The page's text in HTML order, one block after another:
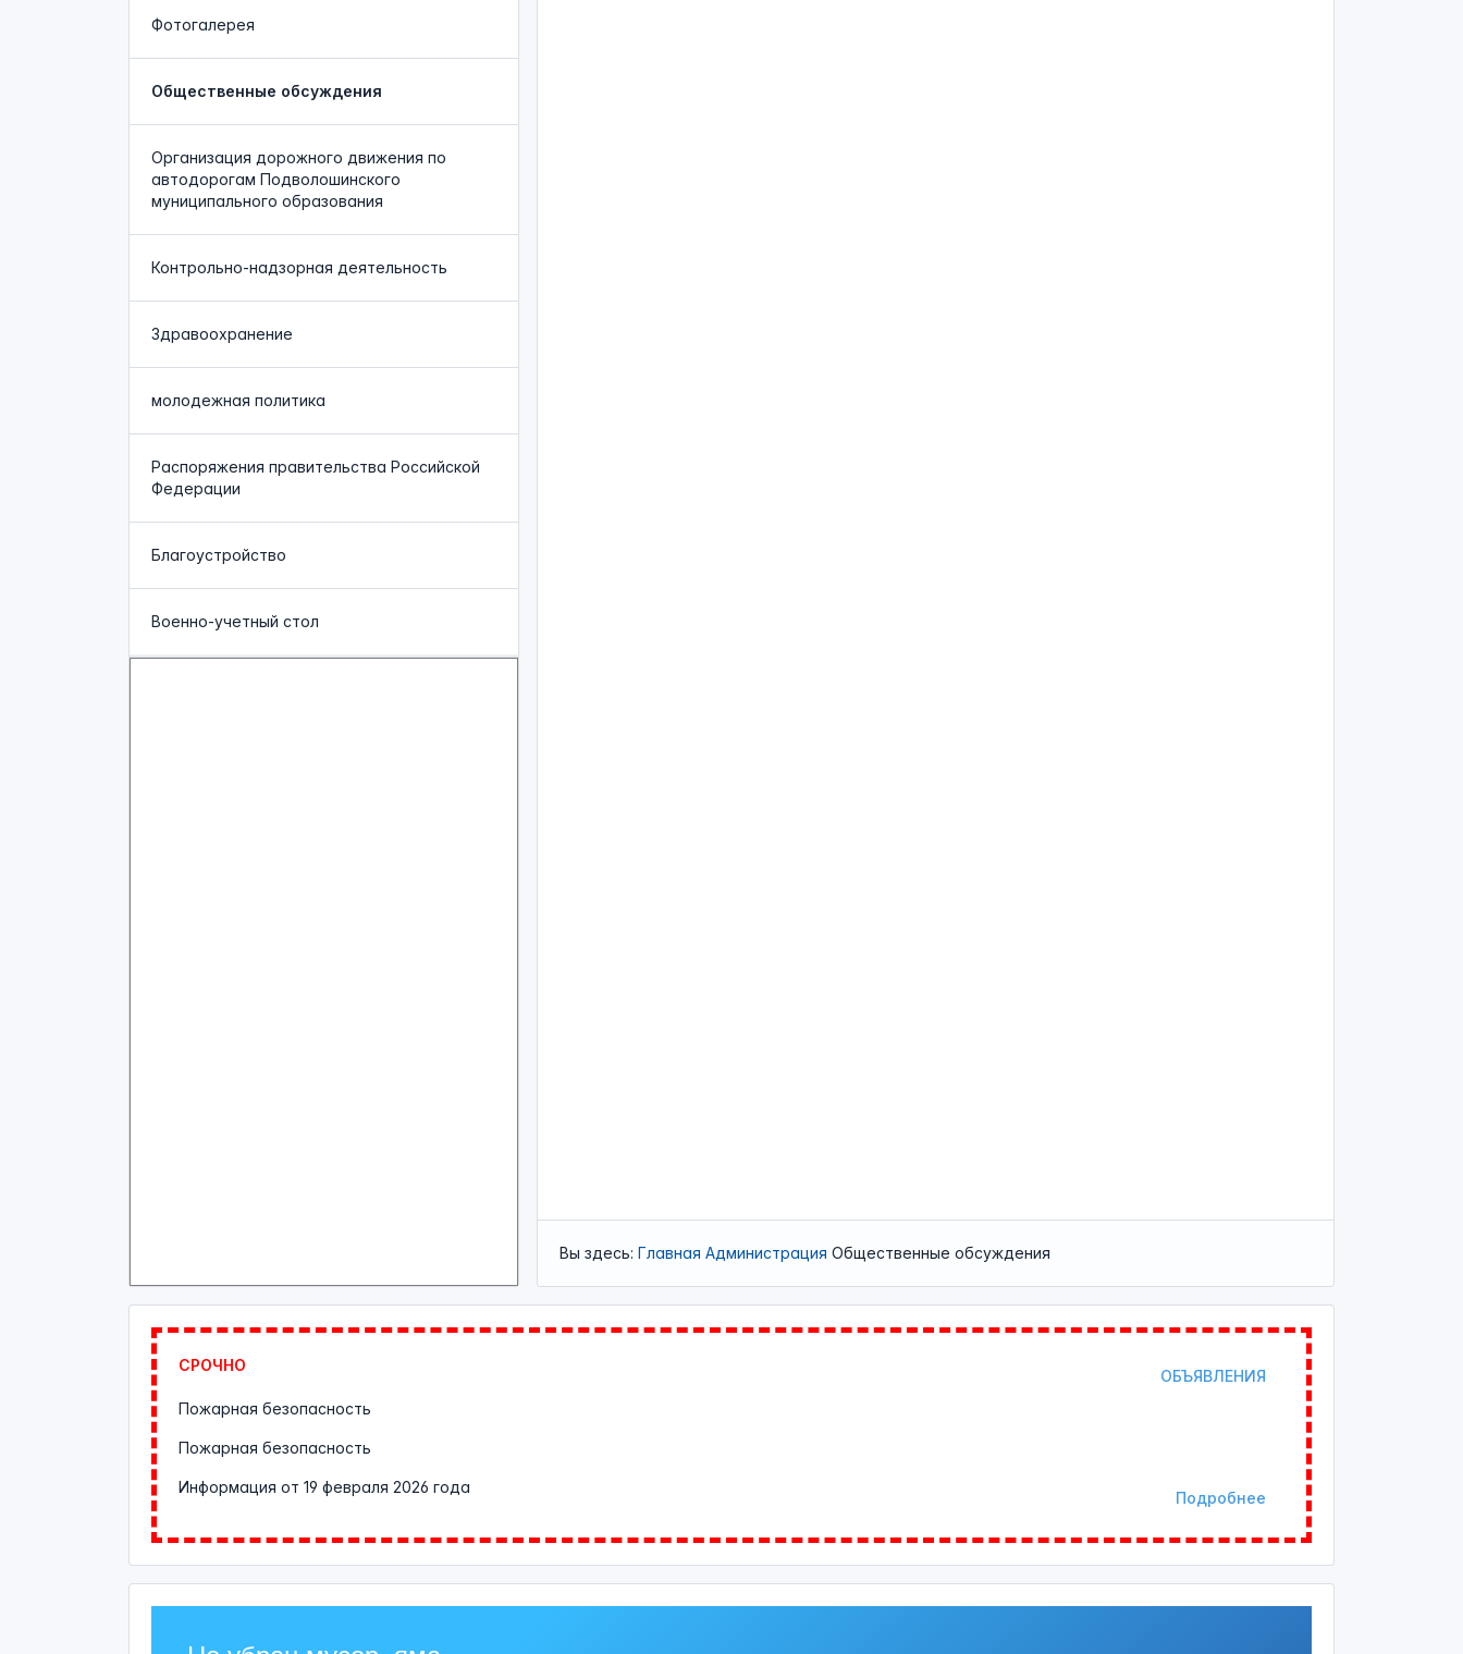
Фотогалерея
Общественные обсуждения
Организация дорожного движения по
автодорогам Подволошинского
муниципального образования
Контрольно-надзорная деятельность
Здравоохранение
молодежная политика
Распоряжения правительства Российской
Федерации
Благоустройство
Военно-учетный стол
Вы здесь: Главная Администрация Общественные обсуждения
СРОЧНО
ОБЪЯВЛЕНИЯ
Пожарная безопасность
Пожарная безопасность
Подробнее
Информация от 19 февраля 2026 года